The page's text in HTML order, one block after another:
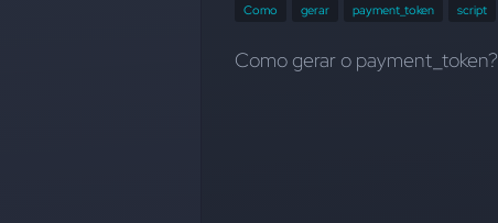
Como gerar payment_token script
Como gerar o payment_token?